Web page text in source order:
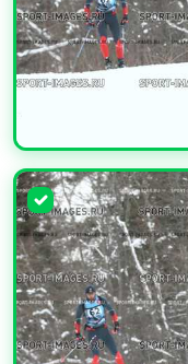
УВЕЛИЧИТЬ